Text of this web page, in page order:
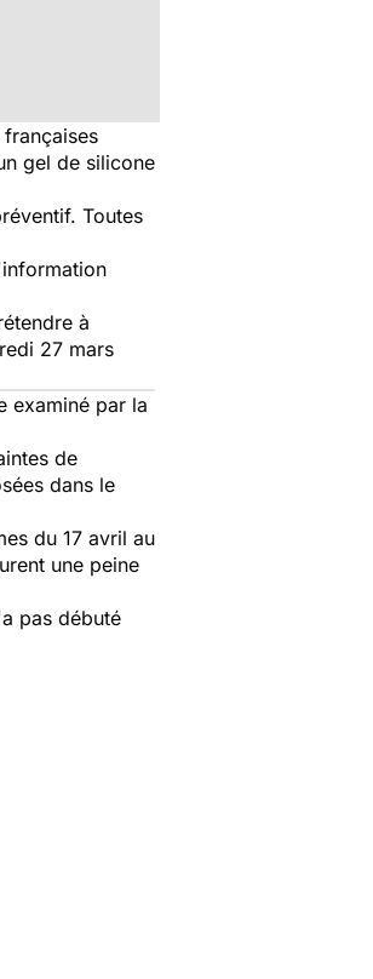
gel de silicone
Toutes
à
27 mars
examiné par la
de
dans le
du 17 avril au
une peine
pas débuté